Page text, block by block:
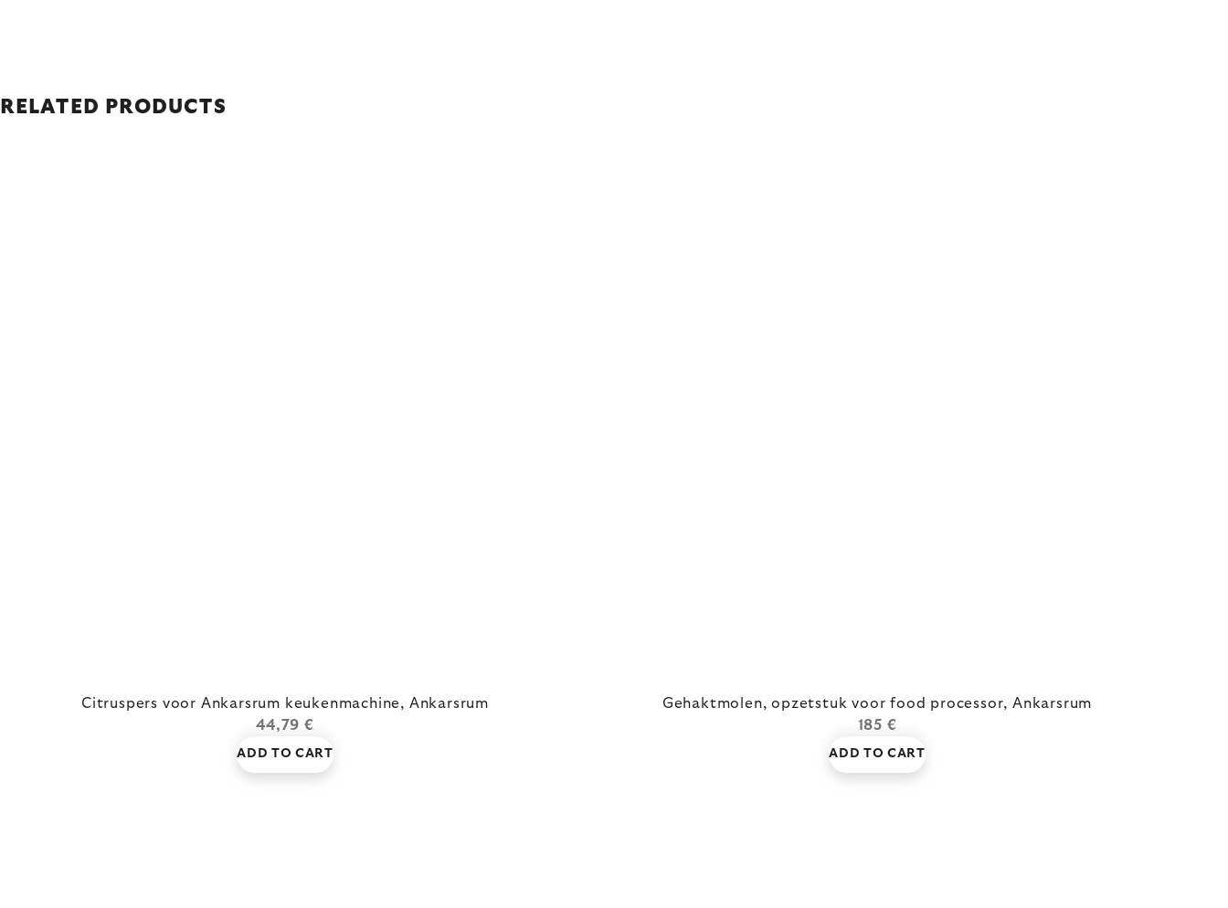
RELATED PRODUCTS
Citruspers voor Ankarsrum keukenmachine, Ankarsrum
44,79 €
ADD TO CART
Gehaktmolen, opzetstuk voor food processor, Ankarsrum
185 €
ADD TO CART